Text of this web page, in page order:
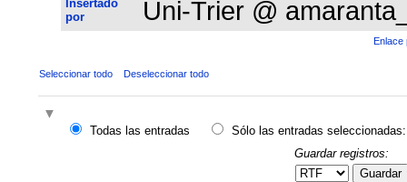
Insertado
por
Uni-Trier @
Enlace
Seleccionar todo Deseleccionar todo
Todas las entradas
Sólo las entradas seleccionadas:
Guardar registros:
Guardar